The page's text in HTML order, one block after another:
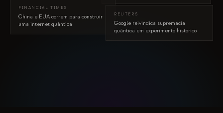
Manual do usuário
FINANCIAL TIMES
China e EUA correm para construir
uma internet quântica
REUTERS
Google reivindica supremacia
quântica em experimento histórico